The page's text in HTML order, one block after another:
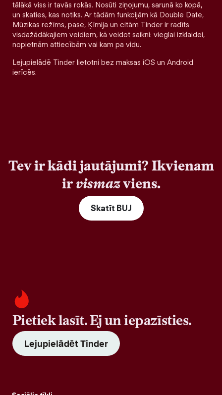
tālākā viss ir tavās rokās. Nosūti ziņojumu, sarunā ko kopā,
un skaties, kas notiks. Ar tādām funkcijām kā Double Date,
Mūzikas režīms, pase, Ķīmija un citām Tinder ir radīts
visdažādākajiem veidiem, kā veidot saikni: vieglai izklaidei,
nopietnām attiecībām vai kam pa vidu.
Lejupielādē Tinder lietotni bez maksas iOS un Android
ierīcēs.
Tev ir kādi jautājumi? Ikvienam
irvismazviens.
Skatīt BUJ
Pietiek lasīt. Ej un iepazīsties.
Lejupielādēt Tinder